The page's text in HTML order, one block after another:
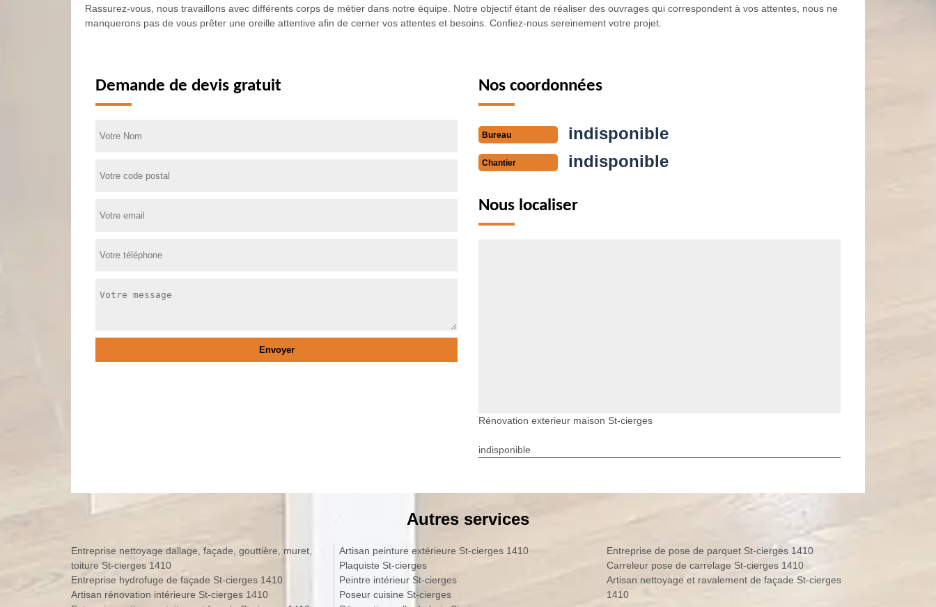
Rassurez-vous, nous travaillons avec différents corps de métier dans notre équipe. Notre objectif étant de réaliser des ouvrages qui correspondent à vos attentes, nous ne
manquerons pas de vous prêter une oreille attentive afin de cerner vos attentes et besoins. Confiez-nous sereinement votre projet.
Demande de devis gratuit Nos coordonnées
Bureau indisponible
Chantier indisponible
Nous localiser
Rénovation exterieur maison St-cierges
indisponible
Autres services
Entreprise nettoyage dallage, façade, gouttière, muret,
toiture St-cierges 1410
Entreprise hydrofuge de façade St-cierges 1410
Artisan rénovation intérieure St-cierges 1410
Artisan peinture extérieure St-cierges 1410
Plaquiste St-cierges
Peintre intérieur St-cierges
Poseur cuisine St-cierges
Entreprise de pose de parquet St-cierges 1410
Carreleur pose de carrelage St-cierges 1410
Artisan nettoyage et ravalement de façade St-cierges
1410